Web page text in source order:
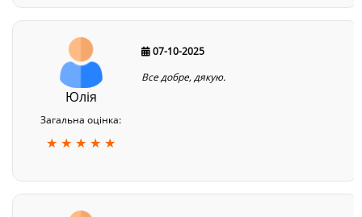
Юлія
Загальна оцінка:
★ ★ ★ ★ ★
07-10-2025
Все добре, дякую.